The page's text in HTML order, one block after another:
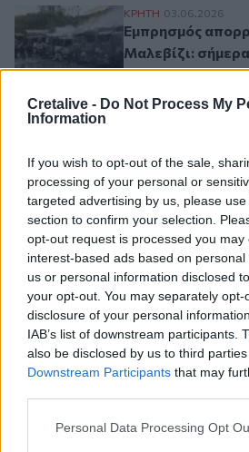
Cretalive - Do Not Process My
Information
If you wish to opt-out of the sale,
processing of your personal or
targeted advertising by us, please
section to confirm your selection.
opt-out request is processed you may
interest-based ads based on
us or personal information disclosed
your opt-out. You may separately
disclosure of your personal
IAB’s list of downstream participants.
also be disclosed by us to third
Downstream Participants that may
Personal Data Processing Opt
Εμπρησμός
ΚΡΗΤΗ 03.06.2026
Εμπρησμός
Μαλεβίζι:
βαθμό
εκκλησιαστικών
γυναίκα που τα
1
Ροή ειδήσεων